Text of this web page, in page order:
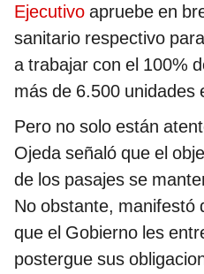
Ejecutivo apruebe en
sanitario respectivo
a trabajar con el 100%
más de 6.500 unidades
Pero no solo están
Ojeda señaló que el
de los pasajes se
No obstante, manifestó
que el Gobierno les
postergue sus